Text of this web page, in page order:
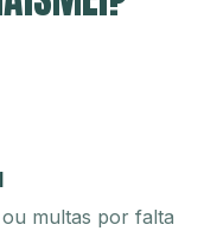
multas por falta